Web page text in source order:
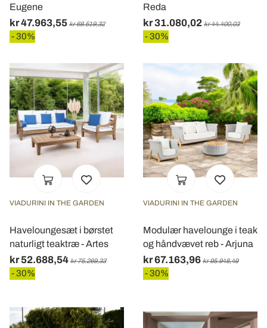
Eugene
kr 47.963,55 kr 68.519,32
- 30%
Reda
kr 31.080,02 kr 44.400,03
- 30%
VIADURINI IN THE GARDEN
Haveloungesæt i børstet
naturligt teaktræ - Artes
kr 52.688,54 kr 75.269,33
- 30%
VIADURINI IN THE GARDEN
Modulær havelounge i teak
og håndvævet reb - Arjuna
kr 67.163,96 kr 95.948,49
- 30%